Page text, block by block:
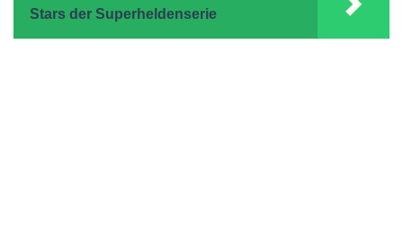
Stars der Superheldenserie